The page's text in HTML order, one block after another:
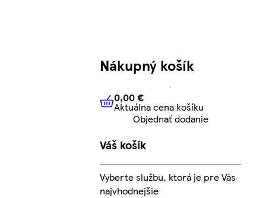
Nákupný košík
0,00 € Aktuálna cena košíku
0,00 €
Aktuálna cena košíku
Objednať dodanie
Váš košík
Vyberte službu, ktorá je pre Vás
najvhodnejšie